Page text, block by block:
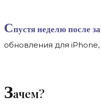
Спустя неделю после
обновления для iPhone,
Зачем?